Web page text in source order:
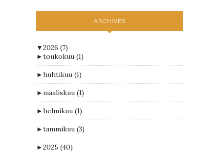
ARCHIVES
▼2026 (7)
►toukokuu (1)
►huhtikuu (1)
►maaliskuu (1)
►helmikuu (1)
►tammikuu (3)
►2025 (40)